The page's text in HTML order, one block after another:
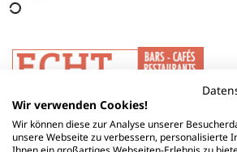
Wir verwenden Cookies!
Wir können diese zur Analyse unserer
unsere Webseite zu verbessern, personalisierte